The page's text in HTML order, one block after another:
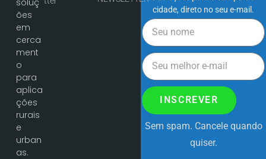
cidade, direto no seu e-mail.
INSCREVER
Sem spam. Cancele quando
quiser.
ões
em
cerca
ment
o
para
aplica
ções
rurais
e
urban
as.